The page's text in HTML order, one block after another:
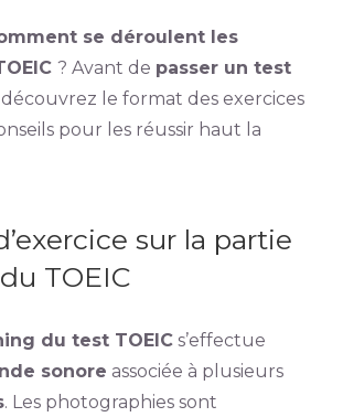
se déroulent les
? Avant de passer un test
découvrez le format des exercices
pour les réussir haut la
sur la partie
TOEIC
du test TOEICs’effectue
sonore associée à plusieurs
. Les photographies sont